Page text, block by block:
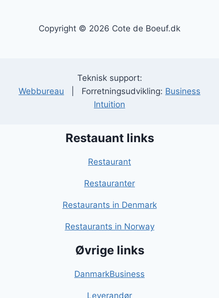
Copyright © 2026 Cote de Boeuf.dk
Teknisk support:
Webbureau | Forretningsudvikling: Business
Intuition
Restauant links
Restaurant
Restauranter
Restaurants in Denmark
Restaurants in Norway
Øvrige links
DanmarkBusiness
Leverandør